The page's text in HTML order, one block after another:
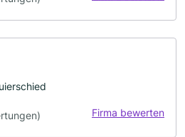
Firma bewerten